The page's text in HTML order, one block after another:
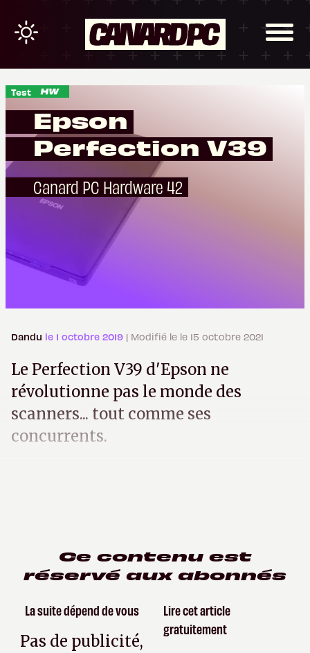
Test
Epson
Perfection V39
Canard PC Hardware 42
Dandu le 1 octobre 2019 | Modifié le le 15 octobre 2021
Le Perfection V39 d'Epson ne
révolutionne pas le monde des
scanners... tout comme ses
concurrents.
Ce contenu est
réservé aux abonnés
La suite dépend de vous
Pas de publicité,
Lire cet article
gratuitement